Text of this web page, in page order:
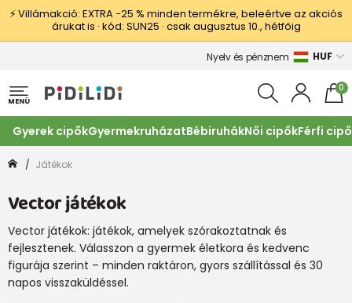
⚡ Villámakció: EXTRA −25 % minden termékre, beleértve az akciós
árukat is · kód: SUN25 · csak augusztus 10., hétfőig
Nyelv és pénznem HUF
MENÜ
0
Gyerek cipőkGyermekruházatBébiruhákNői cipőkFérfi
Játékok
Vector játékok
Vector játékok: játékok, amelyek szórakoztatnak és
fejlesztenek. Válasszon a gyermek életkora és kedvenc
figurája szerint – minden raktáron, gyors szállítással és 30
napos visszaküldéssel.